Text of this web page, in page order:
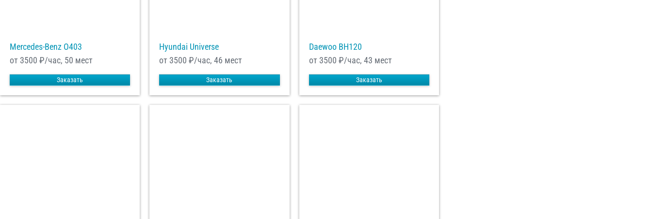
Mercedes-Benz О403
от 3500 ₽/час, 50 мест
Заказать
Hyundai Universe
от 3500 ₽/час, 46 мест
Заказать
Daewoo ВН120
от 3500 ₽/час, 43 мест
Заказать